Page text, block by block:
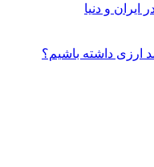
ایران و دنیا
ارزی داشته باشیم؟